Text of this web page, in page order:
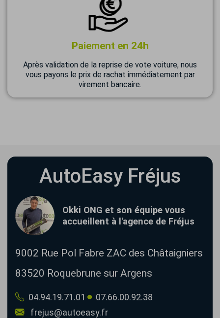
Paiement en 24h
Après validation de la reprise de vote voiture, nous
vous payons le prix de rachat immédiatement par
virement bancaire.
AutoEasy Fréjus
Okki ONG et son équipe vous
accueillent à l'agence de Fréjus
9002 Rue Pol Fabre ZAC des Châtaigniers
83520 Roquebrune sur Argens
04.94.19.71.01
07.66.00.92.38
frejus@autoeasy.fr